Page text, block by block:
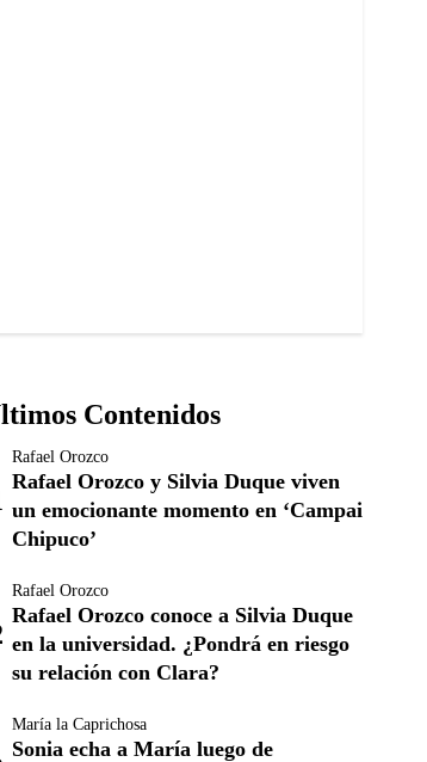
Contenidos
Rafael Orozco
Rafael Orozco y Silvia Duque viven
un emocionante momento en ‘Campai
Chipuco’
Rafael Orozco
Rafael Orozco conoce a Silvia Duque
en la universidad. ¿Pondrá en riesgo
su relación con Clara?
María la Caprichosa
Sonia echa a María luego de